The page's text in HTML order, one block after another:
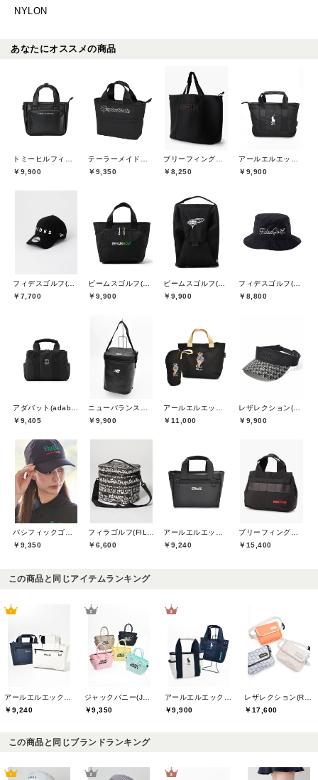
NYLON
あなたにオススメの商品
トミーヒルフィガーゴルフ(TOMMY HILFIGER GOLF)
￥9,900
テーラーメイドゴルフ(TaylorMade Golf)
￥9,350
ブリーフィングゴルフ(BRIEFING GOLF)
￥8,250
アールエルエックスゴルフ(RLX GOLF)
￥9,900
フィデスゴルフ(FIDES GOLF)
￥7,700
ビームスゴルフ(BEAMS GOLF)
￥9,900
ビームスゴルフ(BEAMS GOLF)
￥9,900
フィデスゴルフ(FIDES GOLF)
￥8,800
アダバット(adabat)
￥9,405
ニューバランスゴルフ(New Balance Golf)
￥9,900
アールエルエックスゴルフ(RLX GOLF)
￥11,000
レザレクション(Resurrection)
￥9,900
パシフィックゴルフクラブ(Pacific GOLF CLUB)
￥9,350
フィラゴルフ(FILA GOLF)
￥6,600
アールエルエックスゴルフ(RLX GOLF)
￥9,240
ブリーフィングゴルフ(BRIEFING GOLF)
￥15,400
この商品と同じアイテムランキング
￥9,240
￥9,350
￥9,900
￥17,600
この商品と同じブランドランキング